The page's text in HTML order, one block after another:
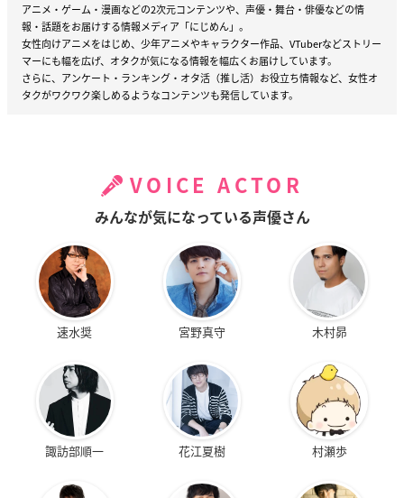
アニメ・ゲーム・漫画などの2次元コンテンツや、声優・舞台・俳優などの情
報・話題をお届けする情報メディア「にじめん」。
女性向けアニメをはじめ、少年アニメやキャラクター作品、VTuberなどストリー
マーにも幅を広げ、オタクが気になる情報を幅広くお届けしています。
さらに、アンケート・ランキング・オタ活（推し活）お役立ち情報など、女性オ
タクがワクワク楽しめるようなコンテンツも発信しています。
VOICE ACTOR
みんなが気になっている声優さん
速水奨 宮野真守 木村昴
諏訪部順一 花江夏樹 村瀬歩